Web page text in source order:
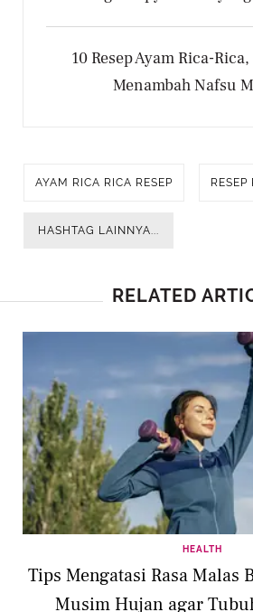
10 Resep Ayam Rica-
Menambah Nafsu
AYAM RICA RICA RESEP RESEP
HASHTAG LAINNYA...
RELATED
HEALTH
Tips Mengatasi Rasa Malas
Musim Hujan agar